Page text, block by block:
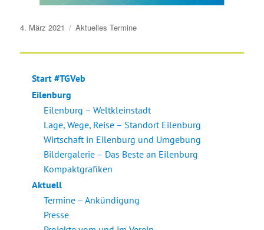
Veröffentlicht
4. März 2021 Aktuelles Termine
Start #TGVeb
Eilenburg
Eilenburg – Weltkleinstadt
Lage, Wege, Reise – Standort Eilenburg
Wirtschaft in Eilenburg und Umgebung
Bildergalerie – Das Beste an Eilenburg
Kompaktgrafiken
Aktuell
Termine – Ankündigung
Presse